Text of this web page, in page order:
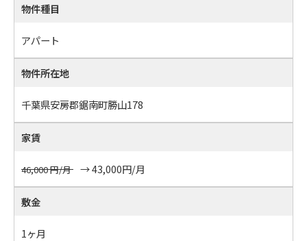
物件種目
アパート
物件所在地
千葉県安房郡鋸南町勝山178
家賃
46,000円/月 43,000円/月
敷金
1ヶ月